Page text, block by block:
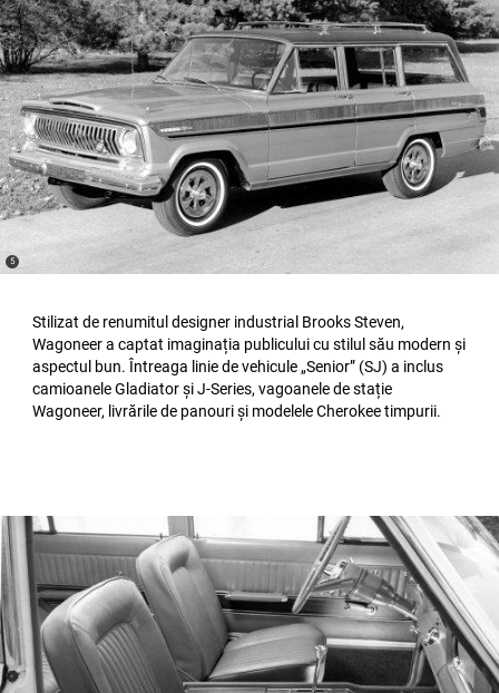
Stilizat de renumitul designer industrial Brooks Steven,
Wagoneer a captat imaginația publicului cu stilul său modern și
aspectul bun. Întreaga linie de vehicule „Senior” (SJ) a inclus
camioanele Gladiator și J-Series, vagoanele de stație
Wagoneer, livrările de panouri și modelele Cherokee timpurii.
(
Disclosure
5)